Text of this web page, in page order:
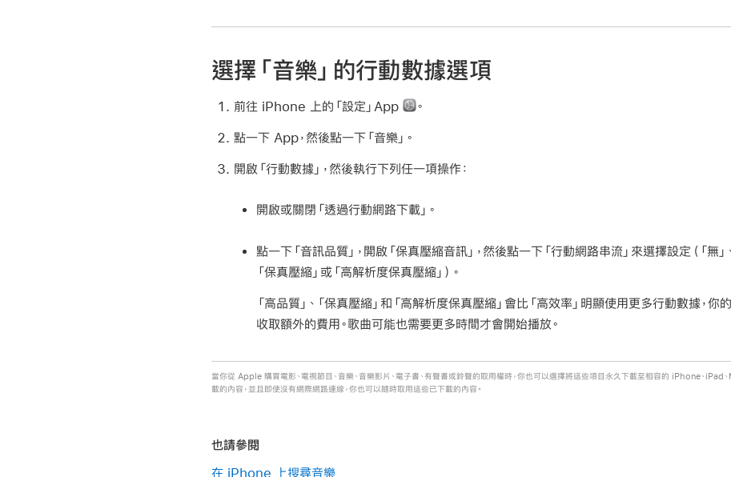
選擇「音樂」的行動數據選項
前往 iPhone 上的「設定」App 。
點一下 App，然後點一下「音樂」。
開啟「行動數據」，然後執行下列任一項操作：
開啟或關閉「透過行動網路下載」。
點一下「音訊品質」，開啟「保真壓縮音訊」，然後點一下「行動網路串流」來選擇設定（「無」、
「保真壓縮」或「高解析度保真壓縮」）。
「高品質」、「保真壓縮」和「高解析度保真壓縮」會比「高效率」明顯使用更多行動數據，
收取額外的費用。歌曲可能也需要更多時間才會開始播放。
當你從 Apple 購買電影、電視節目、音樂、音樂影片、電子書、有聲書或鈴聲的取用權時，你也可以選擇將這些項目永久下載至相容的 iPhone、iPad
載的內容，並且即使沒有網際網路連線，你也可以隨時取用這些已下載的內容。
也請參閱
在 iPhone 上搜尋音樂